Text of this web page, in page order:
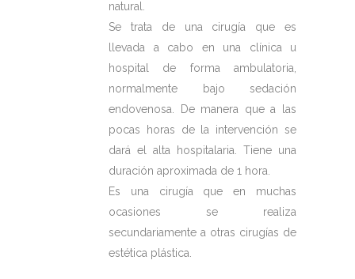
natural.
Se trata de una cirugía que es
llevada a cabo en una clínica u
hospital de forma ambulatoria,
normalmente bajo sedación
endovenosa. De manera que a las
pocas horas de la intervención se
dará el alta hospitalaria. Tiene una
duración aproximada de 1 hora.
Es una cirugía que en muchas
ocasiones se realiza
secundariamente a otras cirugías de
estética plástica.